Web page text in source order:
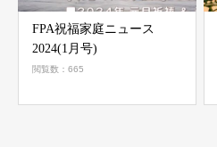
FPA祝福家庭ニュース
2024(1月号)
閲覧数：665